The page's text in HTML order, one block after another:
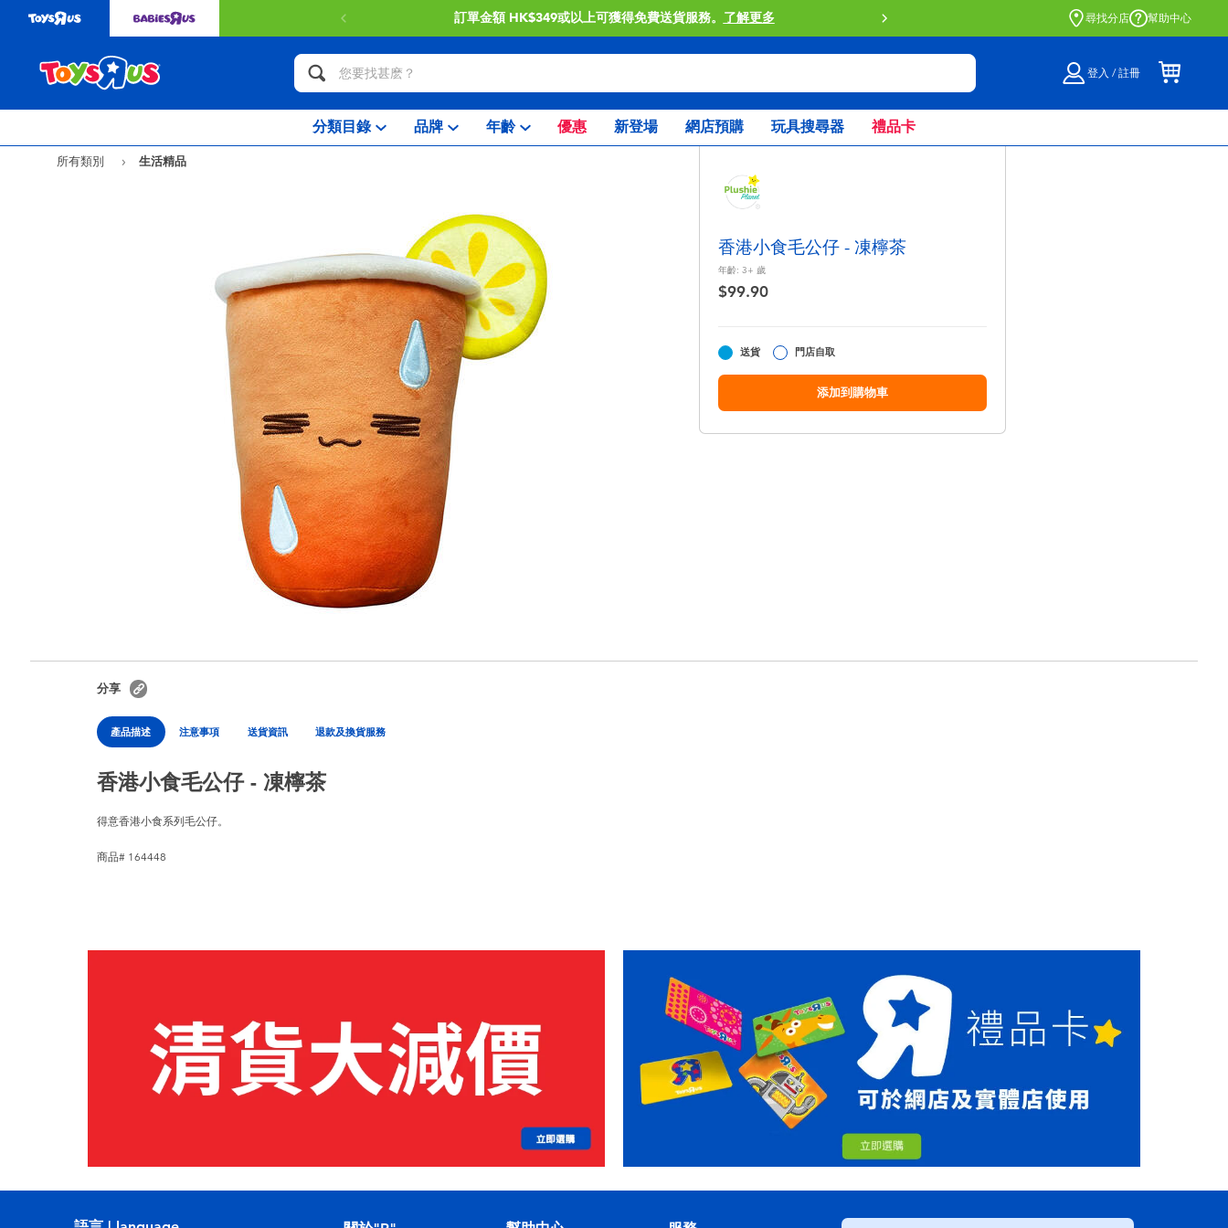
訂單金額 HK$349或以上可獲得免費送貨服務。 了解更多 門店自取服務 網上購買並在店內
尋找分店 幫助中心
登入 / 註冊
分類目錄 品牌 年齡 優惠 新登場 網店預購 玩具搜尋器 禮品卡
所有類別 生活精品
香港小食毛公仔 - 凍檸茶
年齡: 3+ 歲
$99.90
送貨 門店自取
添加到購物車
分享
產品描述 注意事項 送貨資訊 退款及換貨服務
香港小食毛公仔 - 凍檸茶
得意香港小食系列毛公仔。
商品# 164448